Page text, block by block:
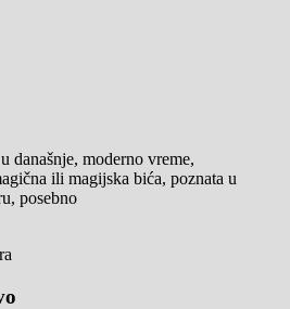
današnje, moderno vreme,
ili magijska bića, poznata u
posebno